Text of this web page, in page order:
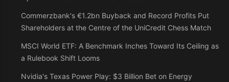
Commerzbank's €1.2bn Buyback and Record Profits Put
Shareholders at the Centre of the UniCredit Chess Match
MSCI World ETF: A Benchmark Inches Toward Its Ceiling as
a Rulebook Shift Looms
Nvidia's Texas Power Play: $3 Billion Bet on Energy